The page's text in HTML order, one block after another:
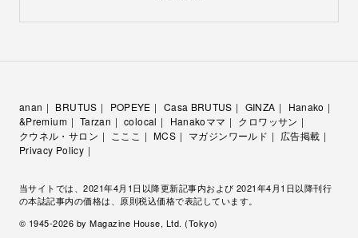
anan BRUTUS POPEYE Casa BRUTUS GINZA
Hanako
&Premium
Tarzan colocal Hanakoママ
クロワッサン
クウネル・サロン
こここ MCS マガジンワールド
広告掲載
Privacy Policy
当サイトでは、2021年4月1日以降更新記事内および 2021年4月1日以降刊行
の本誌記事内の価格は、原則税込価格で表記しています。
© 1945-2026 by Magazine House, Ltd. (Tokyo)